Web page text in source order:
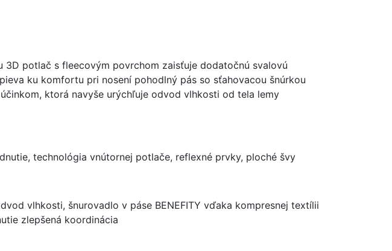
potlač s fleecovým povrchom zaisťuje dodatočnú svalovú
ku komfortu pri nosení pohodlný pás so sťahovacou šnúrkou
ktorá navyše urýchľuje odvod vlhkosti od tela lemy
technológia vnútornej potlače, reflexné prvky, ploché švy
vlhkosti, šnurovadlo v páse BENEFITY vďaka kompresnej textílii
zlepšená koordinácia